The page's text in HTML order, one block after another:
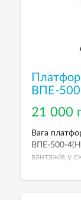
ВПЕ-
21 000
Вага
ВПЕ-500-
вантажів у
A12E. НГЗ —